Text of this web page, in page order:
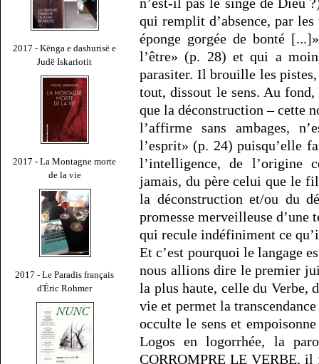
2017 - Kënga e dashurisë e
Judë Iskariotit
2017 - La Montagne morte
de la vie
2017 - Le Paradis français
d'Éric Rohmer
qui remplit d’absence, par
éponge gorgée de bonté
l’être» (p. 28) et qui a
parasiter. Il brouille les pistes,
tout, dissout le sens. Au
que la déconstruction – cette
l’affirme sans ambages,
l’esprit» (p. 24) puisqu’elle
l’intelligence, de l’origine
jamais, du père celui que le
la déconstruction et/ou du
promesse merveilleuse
qui recule indéfiniment ce
Et c’est pourquoi le langage
nous allions dire le premier
la plus haute, celle du Verbe,
vie et permet la
occulte le sens et
Logos en logorrhée, la
CORROMPRE LE VERBE, il